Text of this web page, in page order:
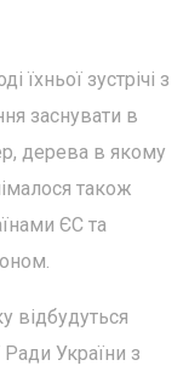
їхньої зустрічі з
заснувати в
дерева в якому
також
ЄС та
відбудуться
Ради України з